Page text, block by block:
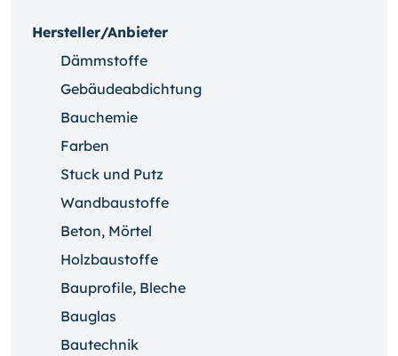
Hersteller/Anbieter
Dämmstoffe
Gebäudeabdichtung
Bauchemie
Farben
Stuck und Putz
Wandbaustoffe
Beton, Mörtel
Holzbaustoffe
Bauprofile, Bleche
Bauglas
Bautechnik